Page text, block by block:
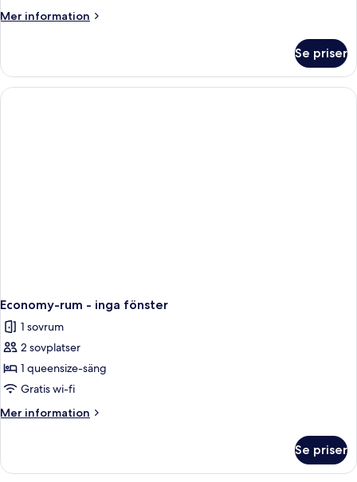
Mer information
Mer
fyrbäddsrum
Se priser
Economy-rum - inga fönster
1 sovrum
2 sovplatser
1 queensize-säng
Gratis wi-fi
Mer information
Mer
rum
Se priser